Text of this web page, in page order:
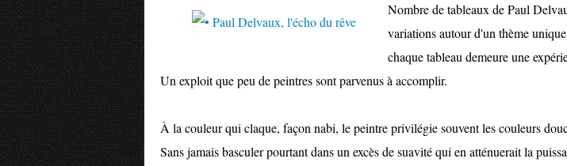
Nombre de tableaux de Paul
variations autour d'un thème
chaque tableau demeure une
Un exploit que peu de peintres sont parvenus à accomplir.
À la couleur qui claque, façon nabi, le peintre privilégie souvent les couleurs
Sans jamais basculer pourtant dans un excès de suavité qui en atténuerait la